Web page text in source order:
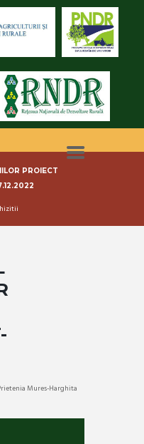
PROIECT
Mures-Harghita